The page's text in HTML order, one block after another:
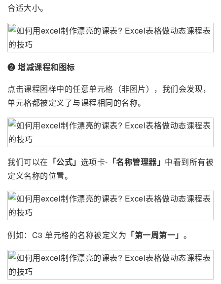
合适大小。
❷ 增减课程和图标
点击课程图样中的任意单元格（非图片），我们会发现，
单元格都被定义了与课程相同的名称。
我们可以在 「公式」 选项卡- 「名称管理器」 中看到所有被
定义名称的位置。
例如：C3 单元格的名称被定义为 「第一周第一」 。